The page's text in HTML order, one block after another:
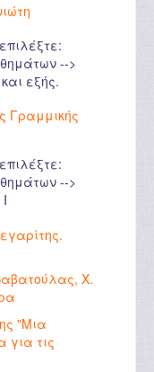
-->
εξής.
Γραμμικής
-->
Χ.
"Μια
για τις